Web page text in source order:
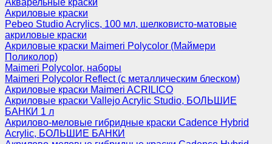
Акварельные краски
Акриловые краски
Pebeo Studio Acrylics, 100 мл, шелковисто-матовые
акриловые краски
Акриловые краски Maimeri Polycolor (Маймери
Поликолор)
Maimeri Polycolor, наборы
Maimeri Polycolor Reflect (с металлическим блеском)
Акриловые краски Maimeri ACRILICO
Акриловые краски Vallejo Acrylic Studio, БОЛЬШИЕ
БАНКИ 1 л
Акрилово-меловые гибридные краски Cadence Hybrid
Acrylic, БОЛЬШИЕ БАНКИ